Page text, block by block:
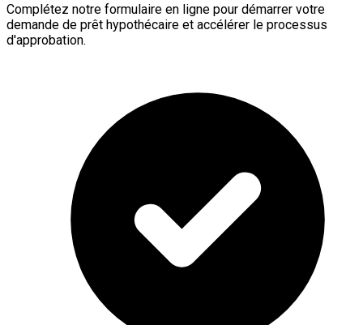
Complétez notre formulaire en ligne pour démarrer votre
demande de prêt hypothécaire et accélérer le processus
d'approbation.